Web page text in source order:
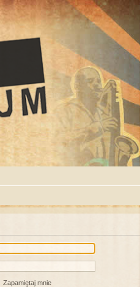
Zapamiętaj mnie